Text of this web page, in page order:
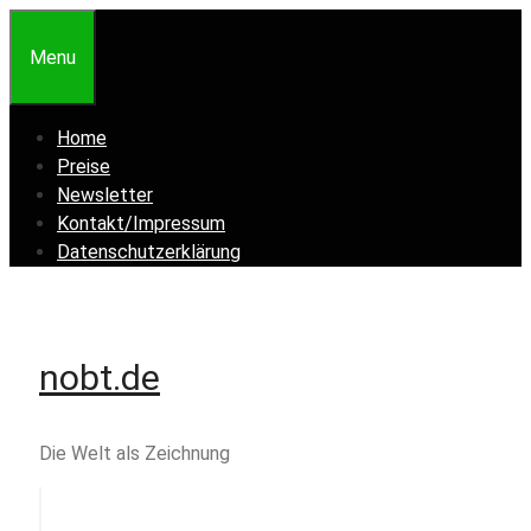
Inhalt
Menu
Home
Preise
Newsletter
Kontakt/Impressum
Datenschutzerklärung
nobt.de
Die Welt als Zeichnung